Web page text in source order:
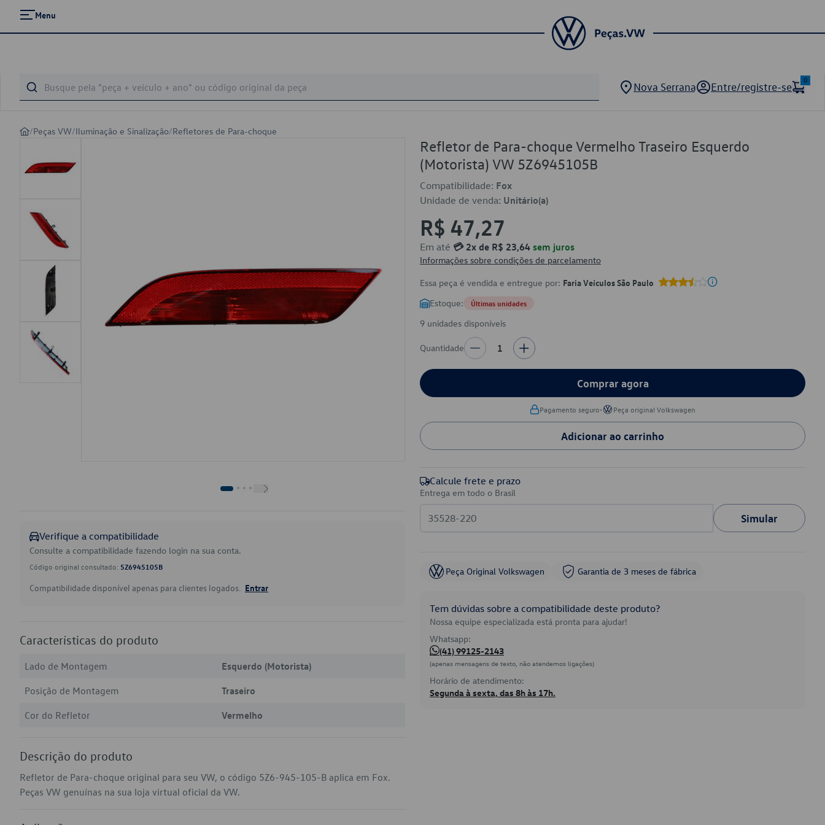
Menu
Nova Serrana Entre/registre-se
0
/Peças VW/Iluminação e Sinalização/Refletores de Para-choque
Verifique a compatibilidade
Consulte a compatibilidade fazendo login na sua conta.
Código original consultado: 5Z6945105B
Compatibilidade disponível apenas para clientes logados. Entrar
Características do produto
Lado de Montagem
Esquerdo (Motorista)
Posição de Montagem
Traseiro
Cor do Refletor
Vermelho
Descrição do produto
Refletor de Para-choque original para seu VW, o código 5Z6-945-105-B aplica em Fox.
Peças VW genuínas na sua loja virtual oficial da VW.
Refletor de Para-choque Vermelho Traseiro Esquerdo
(Motorista) VW 5Z6945105B
Compatibilidade: Fox
Unidade de venda: Unitário(a)
R$ 47,27
Em até 💳 2x de R$ 23,64 sem juros
Informações sobre condições de parcelamento
Essa peça é vendida e entregue por: Faria Veículos São Paulo
Estoque: Últimas unidades
9 unidades disponíveis
Quantidade 1
Comprar agora
Pagamento seguro• Peça original Volkswagen
Adicionar ao carrinho
Calcule frete e prazo
Entrega em todo o Brasil
Simular
Peça Original Volkswagen Garantia de 3 meses de fábrica
Tem dúvidas sobre a compatibilidade deste produto?
Nossa equipe especializada está pronta para ajudar!
Whatsapp:
(41) 99125-2143
(apenas mensagens de texto, não atendemos ligações)
Horário de atendimento:
Segunda à sexta, das 8h às 17h.